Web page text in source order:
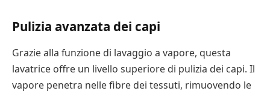
Pulizia avanzata dei capi
Grazie alla funzione di lavaggio a vapore, questa
lavatrice offre un livello superiore di pulizia dei capi. Il
vapore penetra nelle fibre dei tessuti, rimuovendo le